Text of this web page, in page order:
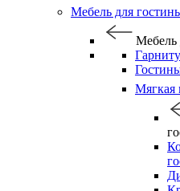
Мебель для
Мебель
Мягкая